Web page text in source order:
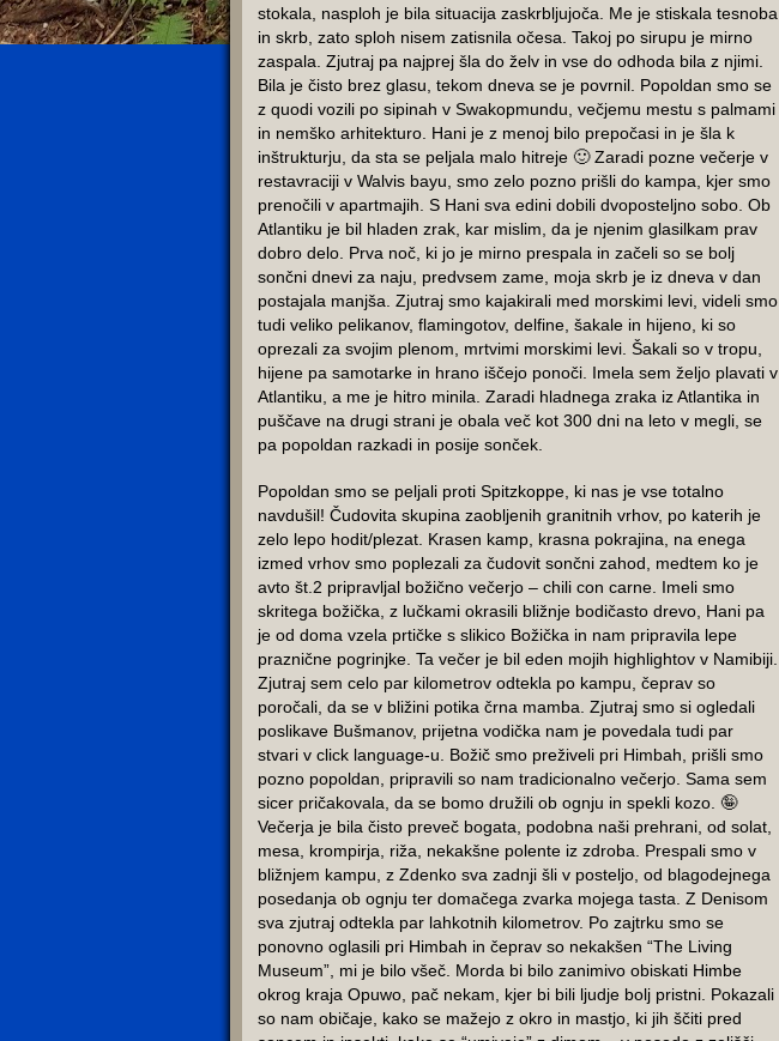
stokala, nasploh je bila situacija zaskrbljujoča. Me je stiskala tesnoba
in skrb, zato sploh nisem zatisnila očesa. Takoj po sirupu je mirno
zaspala. Zjutraj pa najprej šla do želv in vse do odhoda bila z njimi.
Bila je čisto brez glasu, tekom dneva se je povrnil. Popoldan smo se
z quodi vozili po sipinah v Swakopmundu, večjemu mestu s palmami
in nemško arhitekturo. Hani je z menoj bilo prepočasi in je šla k
inštrukturju, da sta se peljala malo hitreje 🙂 Zaradi pozne večerje v
restavraciji v Walvis bayu, smo zelo pozno prišli do kampa, kjer smo
prenočili v apartmajih. S Hani sva edini dobili dvoposteljno sobo. Ob
Atlantiku je bil hladen zrak, kar mislim, da je njenim glasilkam prav
dobro delo. Prva noč, ki jo je mirno prespala in začeli so se bolj
sončni dnevi za naju, predvsem zame, moja skrb je iz dneva v dan
postajala manjša. Zjutraj smo kajakirali med morskimi levi, videli smo
tudi veliko pelikanov, flamingotov, delfine, šakale in hijeno, ki so
oprezali za svojim plenom, mrtvimi morskimi levi. Šakali so v tropu,
hijene pa samotarke in hrano iščejo ponoči. Imela sem željo plavati v
Atlantiku, a me je hitro minila. Zaradi hladnega zraka iz Atlantika in
puščave na drugi strani je obala več kot 300 dni na leto v megli, se
pa popoldan razkadi in posije sonček.
Popoldan smo se peljali proti Spitzkoppe, ki nas je vse totalno
navdušil! Čudovita skupina zaobljenih granitnih vrhov, po katerih je
zelo lepo hodit/plezat. Krasen kamp, krasna pokrajina, na enega
izmed vrhov smo poplezali za čudovit sončni zahod, medtem ko je
avto št.2 pripravljal božično večerjo – chili con carne. Imeli smo
skritega božička, z lučkami okrasili bližnje bodičasto drevo, Hani pa
je od doma vzela prtičke s slikico Božička in nam pripravila lepe
praznične pogrinjke. Ta večer je bil eden mojih highlightov v Namibiji.
Zjutraj sem celo par kilometrov odtekla po kampu, čeprav so
poročali, da se v bližini potika črna mamba. Zjutraj smo si ogledali
poslikave Bušmanov, prijetna vodička nam je povedala tudi par
stvari v click language-u. Božič smo preživeli pri Himbah, prišli smo
pozno popoldan, pripravili so nam tradicionalno večerjo. Sama sem
sicer pričakovala, da se bomo družili ob ognju in spekli kozo. 🤪
Večerja je bila čisto preveč bogata, podobna naši prehrani, od solat,
mesa, krompirja, riža, nekakšne polente iz zdroba. Prespali smo v
bližnjem kampu, z Zdenko sva zadnji šli v posteljo, od blagodejnega
posedanja ob ognju ter domačega zvarka mojega tasta. Z Denisom
sva zjutraj odtekla par lahkotnih kilometrov. Po zajtrku smo se
ponovno oglasili pri Himbah in čeprav so nekakšen “The Living
Museum”, mi je bilo všeč. Morda bi bilo zanimivo obiskati Himbe
okrog kraja Opuwo, pač nekam, kjer bi bili ljudje bolj pristni. Pokazali
so nam običaje, kako se mažejo z okro in mastjo, ki jih ščiti pred